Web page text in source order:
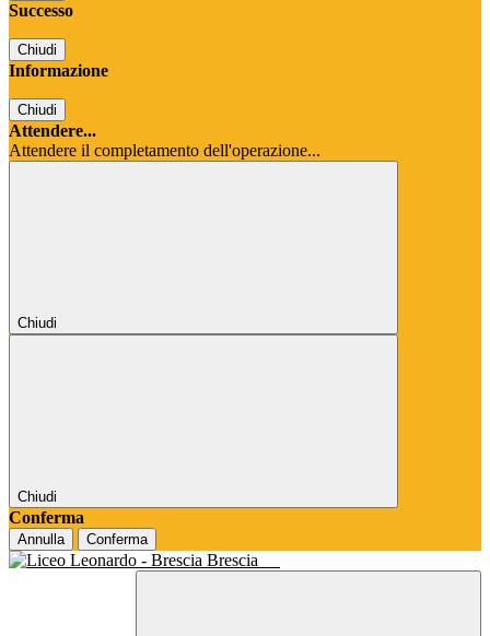
Successo
Chiudi
Informazione
Chiudi
Attendere...
Attendere il completamento dell'operazione...
Chiudi
Chiudi
Conferma
Annulla Conferma
Brescia